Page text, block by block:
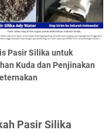
Pasir Silika untuk
Kuda dan Penjinakan
Pasir Silika